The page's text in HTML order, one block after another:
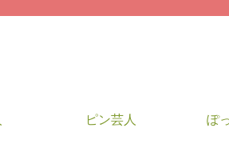
ピン芸人 ぽ